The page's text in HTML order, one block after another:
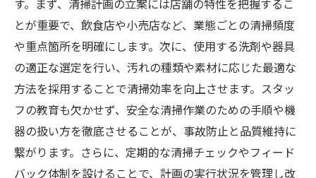
す。まず、清掃計画の立案には店舗の特性を把握するこ
とが重要で、飲食店や小売店など、業態ごとの清掃頻度
や重点箇所を明確にします。次に、使用する洗剤や器具
の適正な選定を行い、汚れの種類や素材に応じた最適な
方法を採用することで清掃効率を向上させます。スタッ
フの教育も欠かせず、安全な清掃作業のための手順や機
器の扱い方を徹底させることが、事故防止と品質維持に
繋がります。さらに、定期的な清掃チェックやフィード
バック体制を設けることで、計画の実行状況を管理し改